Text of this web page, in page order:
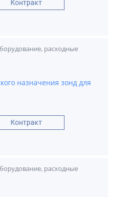
Контракт
расходные
назначения зонд для
Контракт
расходные